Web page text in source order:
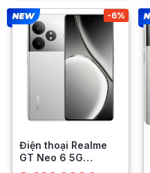
-6%
Điện thoại Realme
GT Neo 6 5G
(Snapdragon 8s Gen